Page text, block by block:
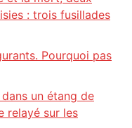
: trois fusillades
Pourquoi pas
un étang de
relayé sur les